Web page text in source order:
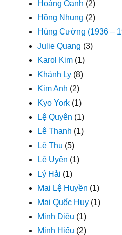
Hoàng Oanh (2)
Hồng Nhung (2)
Hùng Cường (1936 –
Julie Quang (3)
Karol Kim (1)
Khánh Ly (8)
Kim Anh (2)
Kyo York (1)
Lệ Quyên (1)
Lệ Thanh (1)
Lệ Thu (5)
Lê Uyên (1)
Lý Hải (1)
Mai Lệ Huyền (1)
Mai Quốc Huy (1)
Minh Diệu (1)
Minh Hiếu (2)